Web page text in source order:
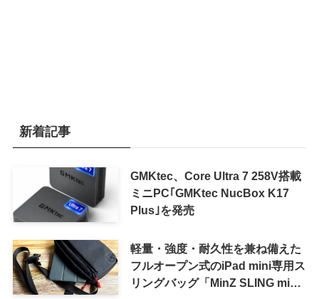
新着記事
GMKtec、Core Ultra 7 258V搭載
ミニPC｢GMKtec NucBox K17
Plus｣を発売
軽量・強度・耐久性を兼ね備えた
フルオープン式のiPad mini専用ス
リングバッグ「MinZ SLING mini